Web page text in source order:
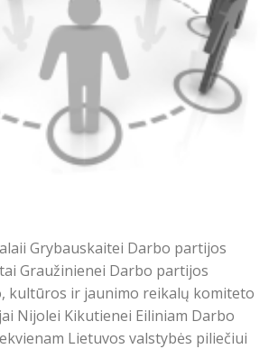
Grybauskaitei Darbo partijos
Graužinienei Darbo partijos
kultūros ir jaunimo reikalų komiteto
Nijolei Kikutienei Eiliniam Darbo
Lietuvos valstybės piliečiui